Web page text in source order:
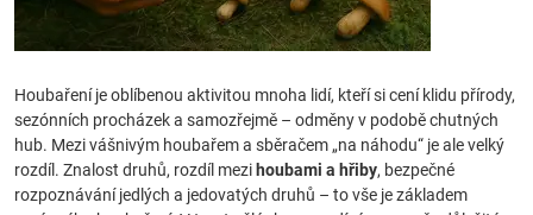
Houbaření je oblíbenou aktivitou mnoha lidí, kteří si cení klidu přírody,
sezónních procházek a samozřejmě – odměny v podobě chutných
hub. Mezi vášnivým houbařem a sběračem „na náhodu“ je ale velký
rozdíl. Znalost druhů, rozdíl mezi houbami a hřiby, bezpečné
rozpoznávání jedlých a jedovatých druhů – to vše je základem